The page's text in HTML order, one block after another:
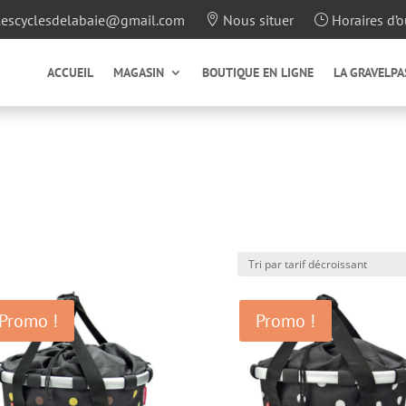
 Nous situer }Horaires
ACCUEIL MAGASIN BOUTIQUE EN LIGNE LA
Promo ! Promo !